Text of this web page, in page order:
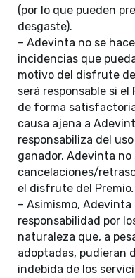
(por lo que pueden
desgaste).
– Adevinta no se
incidencias que
motivo del disfrute
será responsable si
de forma
causa ajena a
responsabiliza del
ganador. Adevinta no
cancelaciones/
el disfrute del Premio.
– Asimismo,
responsabilidad por
naturaleza que, a
adoptadas, pudieran
indebida de los